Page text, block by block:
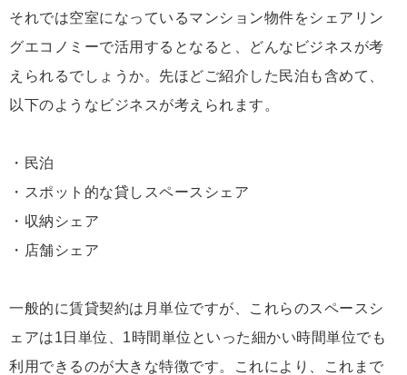
それでは空室になっているマンション物件をシェアリン
グエコノミーで活用するとなると、どんなビジネスが考
えられるでしょうか。先ほどご紹介した民泊も含めて、
以下のようなビジネスが考えられます。
・民泊
・スポット的な貸しスペースシェア
・収納シェア
・店舗シェア
一般的に賃貸契約は月単位ですが、これらのスペースシ
ェアは1日単位、1時間単位といった細かい時間単位でも
利用できるのが大きな特徴です。これにより、これまで